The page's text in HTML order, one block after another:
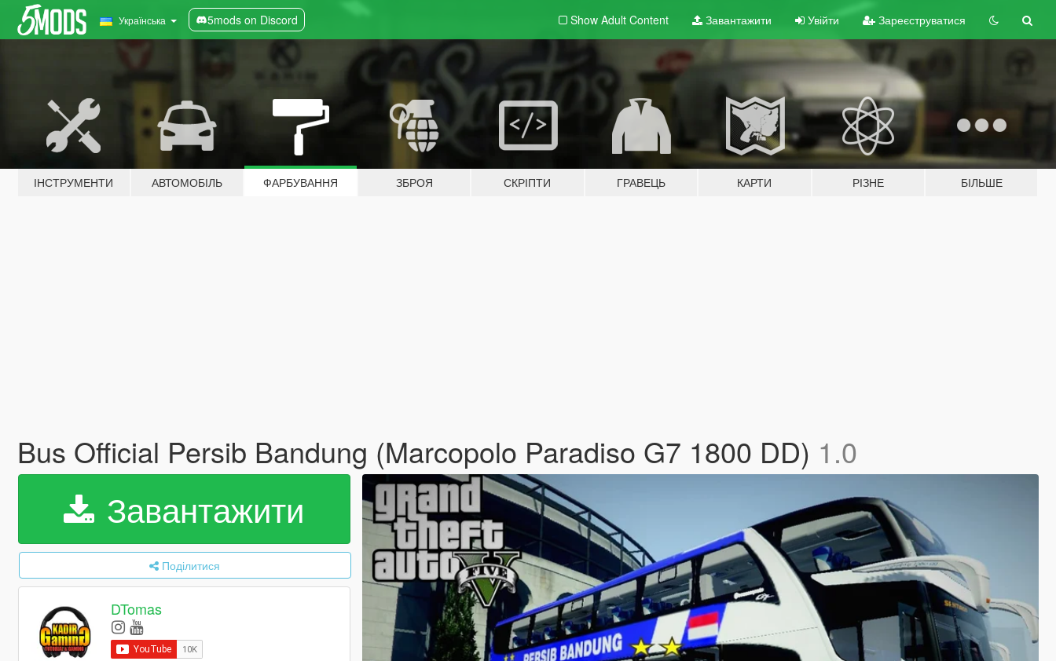
Українська 5mods on Discord Show Adult Content Завантажити Увійти Зареєструватися
ІНСТРУМЕНТИ АВТОМОБІЛЬ ФАРБУВАННЯ ЗБРОЯ СКРІПТИ ГРАВЕЦЬ КАРТИ РІЗНЕ БІЛЬШЕ
Bus Official Persib Bandung (Marcopolo Paradiso G7 1800 DD) 1.0
Завантажити
Поділитися
DTomas